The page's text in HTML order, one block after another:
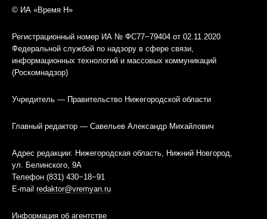
© ИА «Время Н»
Регистрационный номер ИА № ФС77−79404 от 02.11.2020
Федеральной службой по надзору в сфере связи,
информационных технологий и массовых коммуникаций
(Роскомнадзор)
Учредитель — Правительство Нижегородской области
Главный редактор — Савельев Александр Михайлович
Адрес редакции: Нижегородская область, Нижний Новгород,
ул. Белинского, 9А
Телефон (831) 430−18−91
E-mail redaktor@vremyan.ru
Информация об агентстве